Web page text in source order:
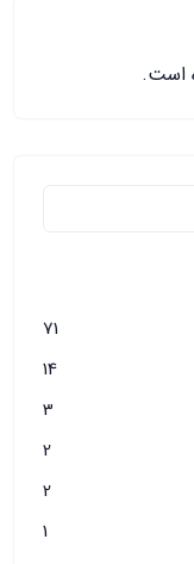
است.
71
14
3
2
2
1